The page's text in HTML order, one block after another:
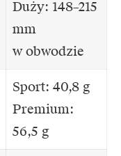
Duży: 148–215
mm
w obwodzie
Sport: 40,8 g
Premium:
56,5 g